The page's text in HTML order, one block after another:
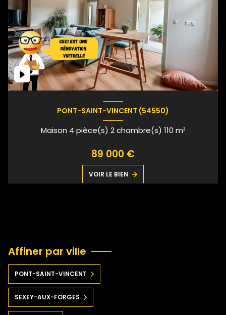
PONT-SAINT-VINCENT (54550)
Maison 4 pièce(s) 2 chambre(s) 110 m²
89 000 €
VOIR LE BIEN
Affiner par ville
PONT-SAINT-VINCENT
SEXEY-AUX-FORGES